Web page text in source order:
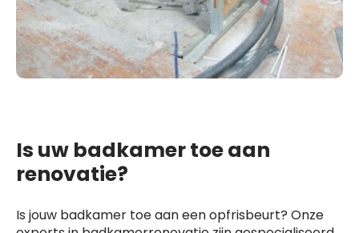
Is uw badkamer toe aan
renovatie?
Is jouw badkamer toe aan een opfrisbeurt? Onze